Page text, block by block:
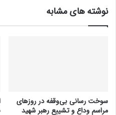
نوشته های مشابه
سوخت رسانی بی‌وقفه در روز‌های
مراسم وداع و تشییع رهبر شهید